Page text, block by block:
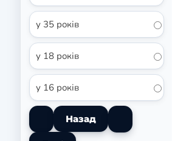
у 35 років
у 18 років
у 16 років